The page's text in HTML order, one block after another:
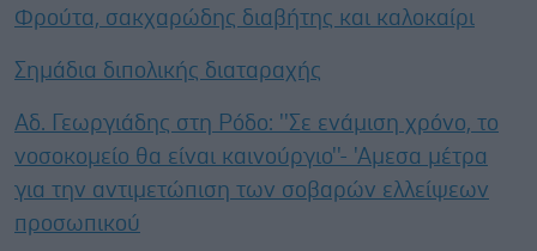
Φρούτα, σακχαρώδης διαβήτης και καλοκαίρι
Σημάδια διπολικής διαταραχής
Αδ. Γεωργιάδης στη Ρόδο: ''Σε ενάμιση χρόνο, το
νοσοκομείο θα είναι καινούργιο''- 'Αμεσα μέτρα
για την αντιμετώπιση των σοβαρών ελλείψεων
προσωπικού